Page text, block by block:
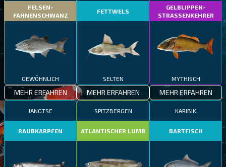
FELSEN-
FAHNENSCHWANZ
GEWÖHNLICH
MEHR ERFAHREN
FETTWELS
SELTEN
MEHR ERFAHREN
GELBLIPPEN-
STRASSENKEHRER
MYTHISCH
MEHR ERFAHREN
JANGTSE
RAUBKARPFEN
SPITZBERGEN
ATLANTISCHER LUMB
KARIBIK
BARTFISCH